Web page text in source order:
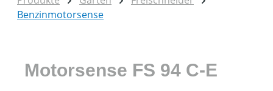
Benzinmotorsense
Motorsense FS 94 C-E